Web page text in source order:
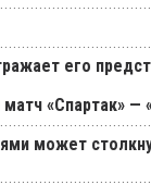
его
«Спартак» —
может